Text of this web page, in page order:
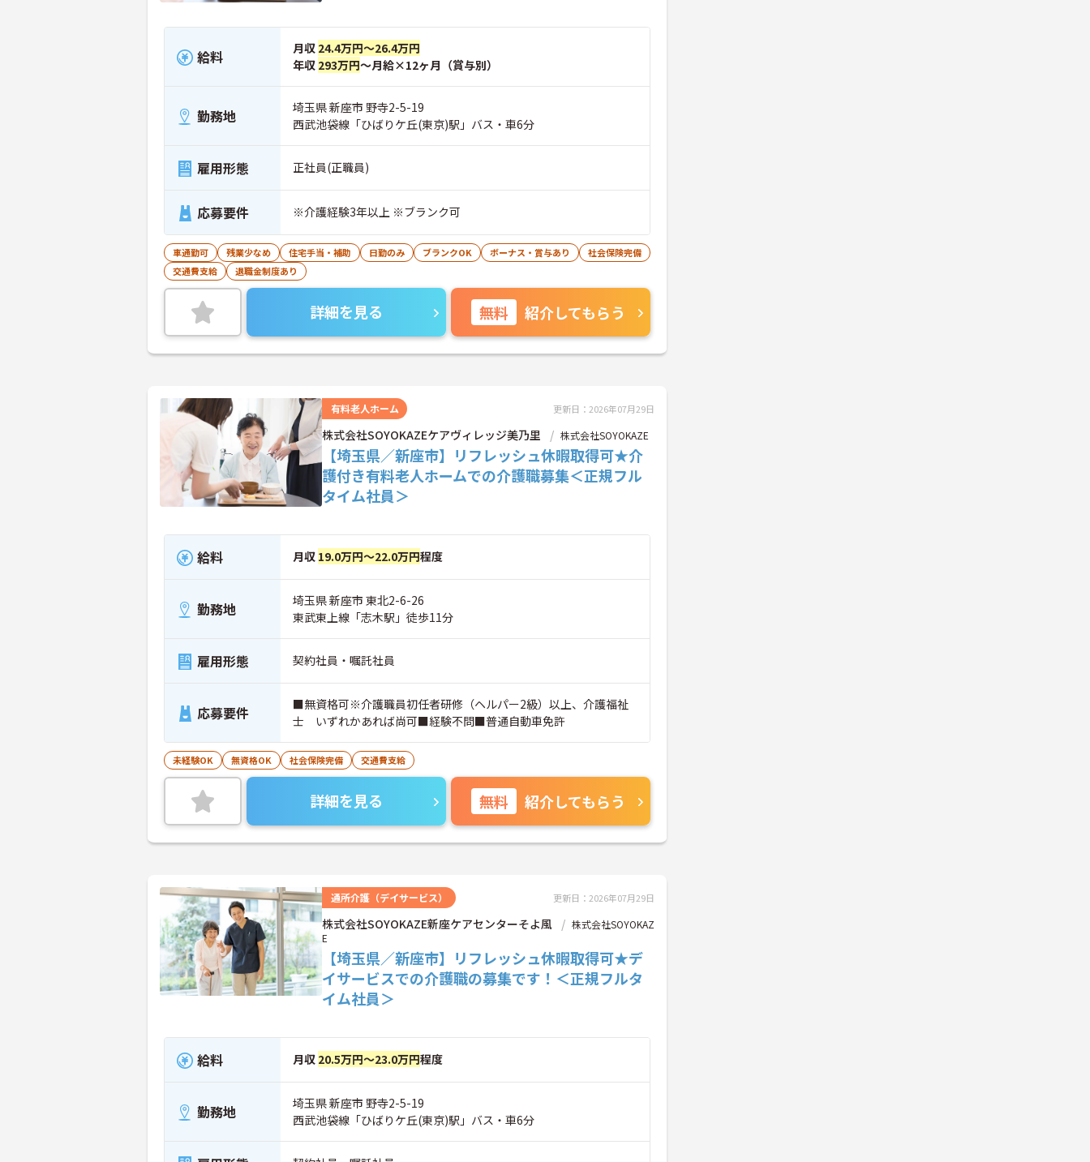
給料 月収 24.4万円～26.4万円
年収 293万円～月給×12ヶ月（賞与別）
勤務地
埼玉県 新座市 野寺2-5-19
西武池袋線「ひばりケ丘(東京)駅」バス・車6分
雇用形態 正社員(正職員)
応募要件 ※介護経験3年以上 ※ブランク可
車通勤可 残業少なめ 住宅手当・補助 日勤のみ ブランクOK ボーナス・賞与あり
社会保険完備
交通費支給
退職金制度あり
詳細を見る 無料 紹介してもらう
有料老人ホーム 更新日：2026年07月29日
株式会社SOYOKAZEケアヴィレッジ美乃里 株式会社SOYOKAZE
【埼玉県／新座市】リフレッシュ休暇取得可★介
護付き有料老人ホームでの介護職募集＜正規フル
タイム社員＞
給料 月収 19.0万円～22.0万円程度
勤務地
埼玉県 新座市 東北2-6-26
東武東上線「志木駅」徒歩11分
雇用形態 契約社員・嘱託社員
応募要件
■無資格可※介護職員初任者研修（ヘルパー2級）以上、介護福祉
士 いずれかあれば尚可■経験不問■普通自動車免許
未経験OK 無資格OK 社会保険完備 交通費支給
詳細を見る 無料 紹介してもらう
通所介護（デイサービス） 更新日：2026年07月29日
株式会社SOYOKAZE新座ケアセンターそよ風
株式会社SOYOKAZ
E
【埼玉県／新座市】リフレッシュ休暇取得可★デ
イサービスでの介護職の募集です！＜正規フルタ
イム社員＞
給料 月収 20.5万円～23.0万円程度
勤務地
埼玉県 新座市 野寺2-5-19
西武池袋線「ひばりケ丘(東京)駅」バス・車6分